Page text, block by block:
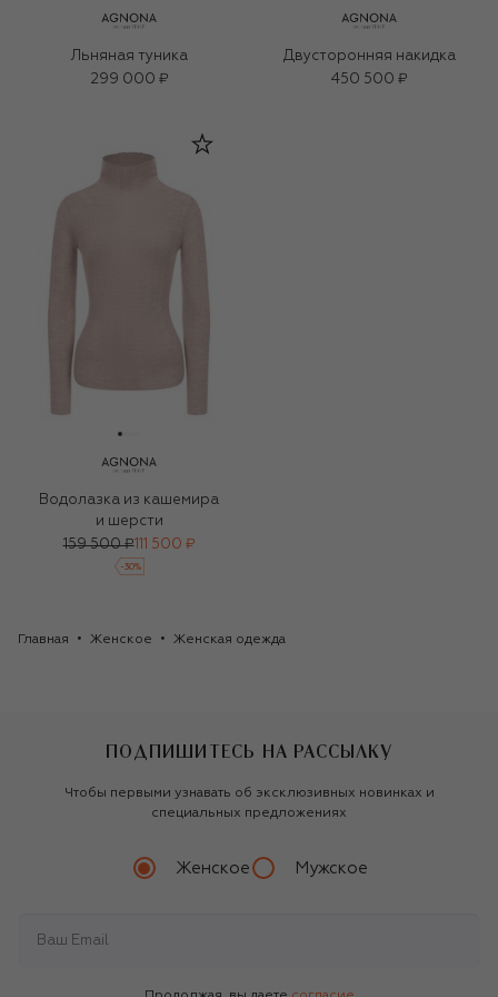
Льняная туника
299 000 ₽
Двусторонняя накидка
450 500 ₽
Водолазка из кашемира
и шерсти
159 500 ₽111 500 ₽
-30%
Главная Женское Женская одежда
ПОДПИШИТЕСЬ НА РАССЫЛКУ
Чтобы первыми узнавать об эксклюзивных новинках и
специальных предложениях
Женское Мужское